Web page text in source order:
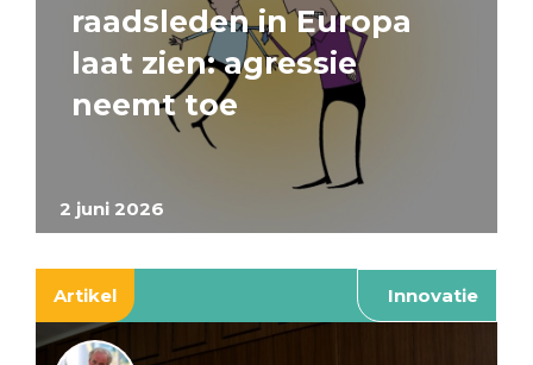
2 juni 2026
raadsleden in Europa
laat zien: agressie
neemt toe
Artikel Innovatie